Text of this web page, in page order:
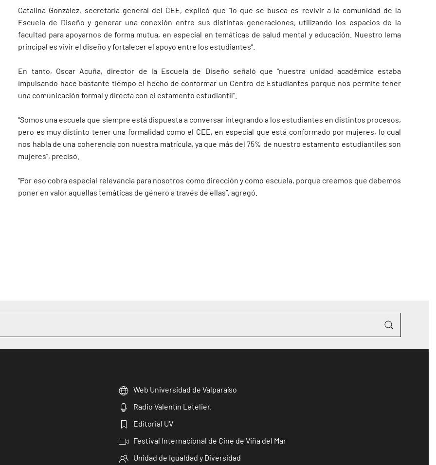
Catalina González, secretaria general del CEE, explicó que "lo que se busca es revivir a la comunidad de la
Escuela de Diseño y generar una conexión entre sus distintas generaciones, utilizando los espacios de la
facultad para apoyarnos de forma mutua, en especial en temáticas de salud mental y educación. Nuestro lema
principal es vivir el diseño y fortalecer el apoyo entre los estudiantes”.
En tanto, Oscar Acuña, director de la Escuela de Diseño señaló que "nuestra unidad académica estaba
impulsando hace bastante tiempo el hecho de conformar un Centro de Estudiantes porque nos permite tener
una comunicación formal y directa con el estamento estudiantil”.
“Somos una escuela que siempre está dispuesta a conversar integrando a los estudiantes en distintos procesos,
pero es muy distinto tener una formalidad como el CEE, en especial que está conformado por mujeres, lo cual
nos habla de una coherencia con nuestra matrícula, ya que más del 75% de nuestro estamento estudiantiles son
mujeres”, precisó.
"Por eso cobra especial relevancia para nosotros como dirección y como escuela, porque creemos que debemos
poner en valor aquellas temáticas de género a través de ellas”, agregó.
Web Universidad de Valparaíso
Radio Valentín Letelier.
Editorial UV
Festival Internacional de Cine de Viña del Mar
Unidad de Igualdad y Diversidad